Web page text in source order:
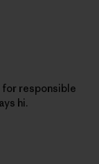
for responsible
hi.